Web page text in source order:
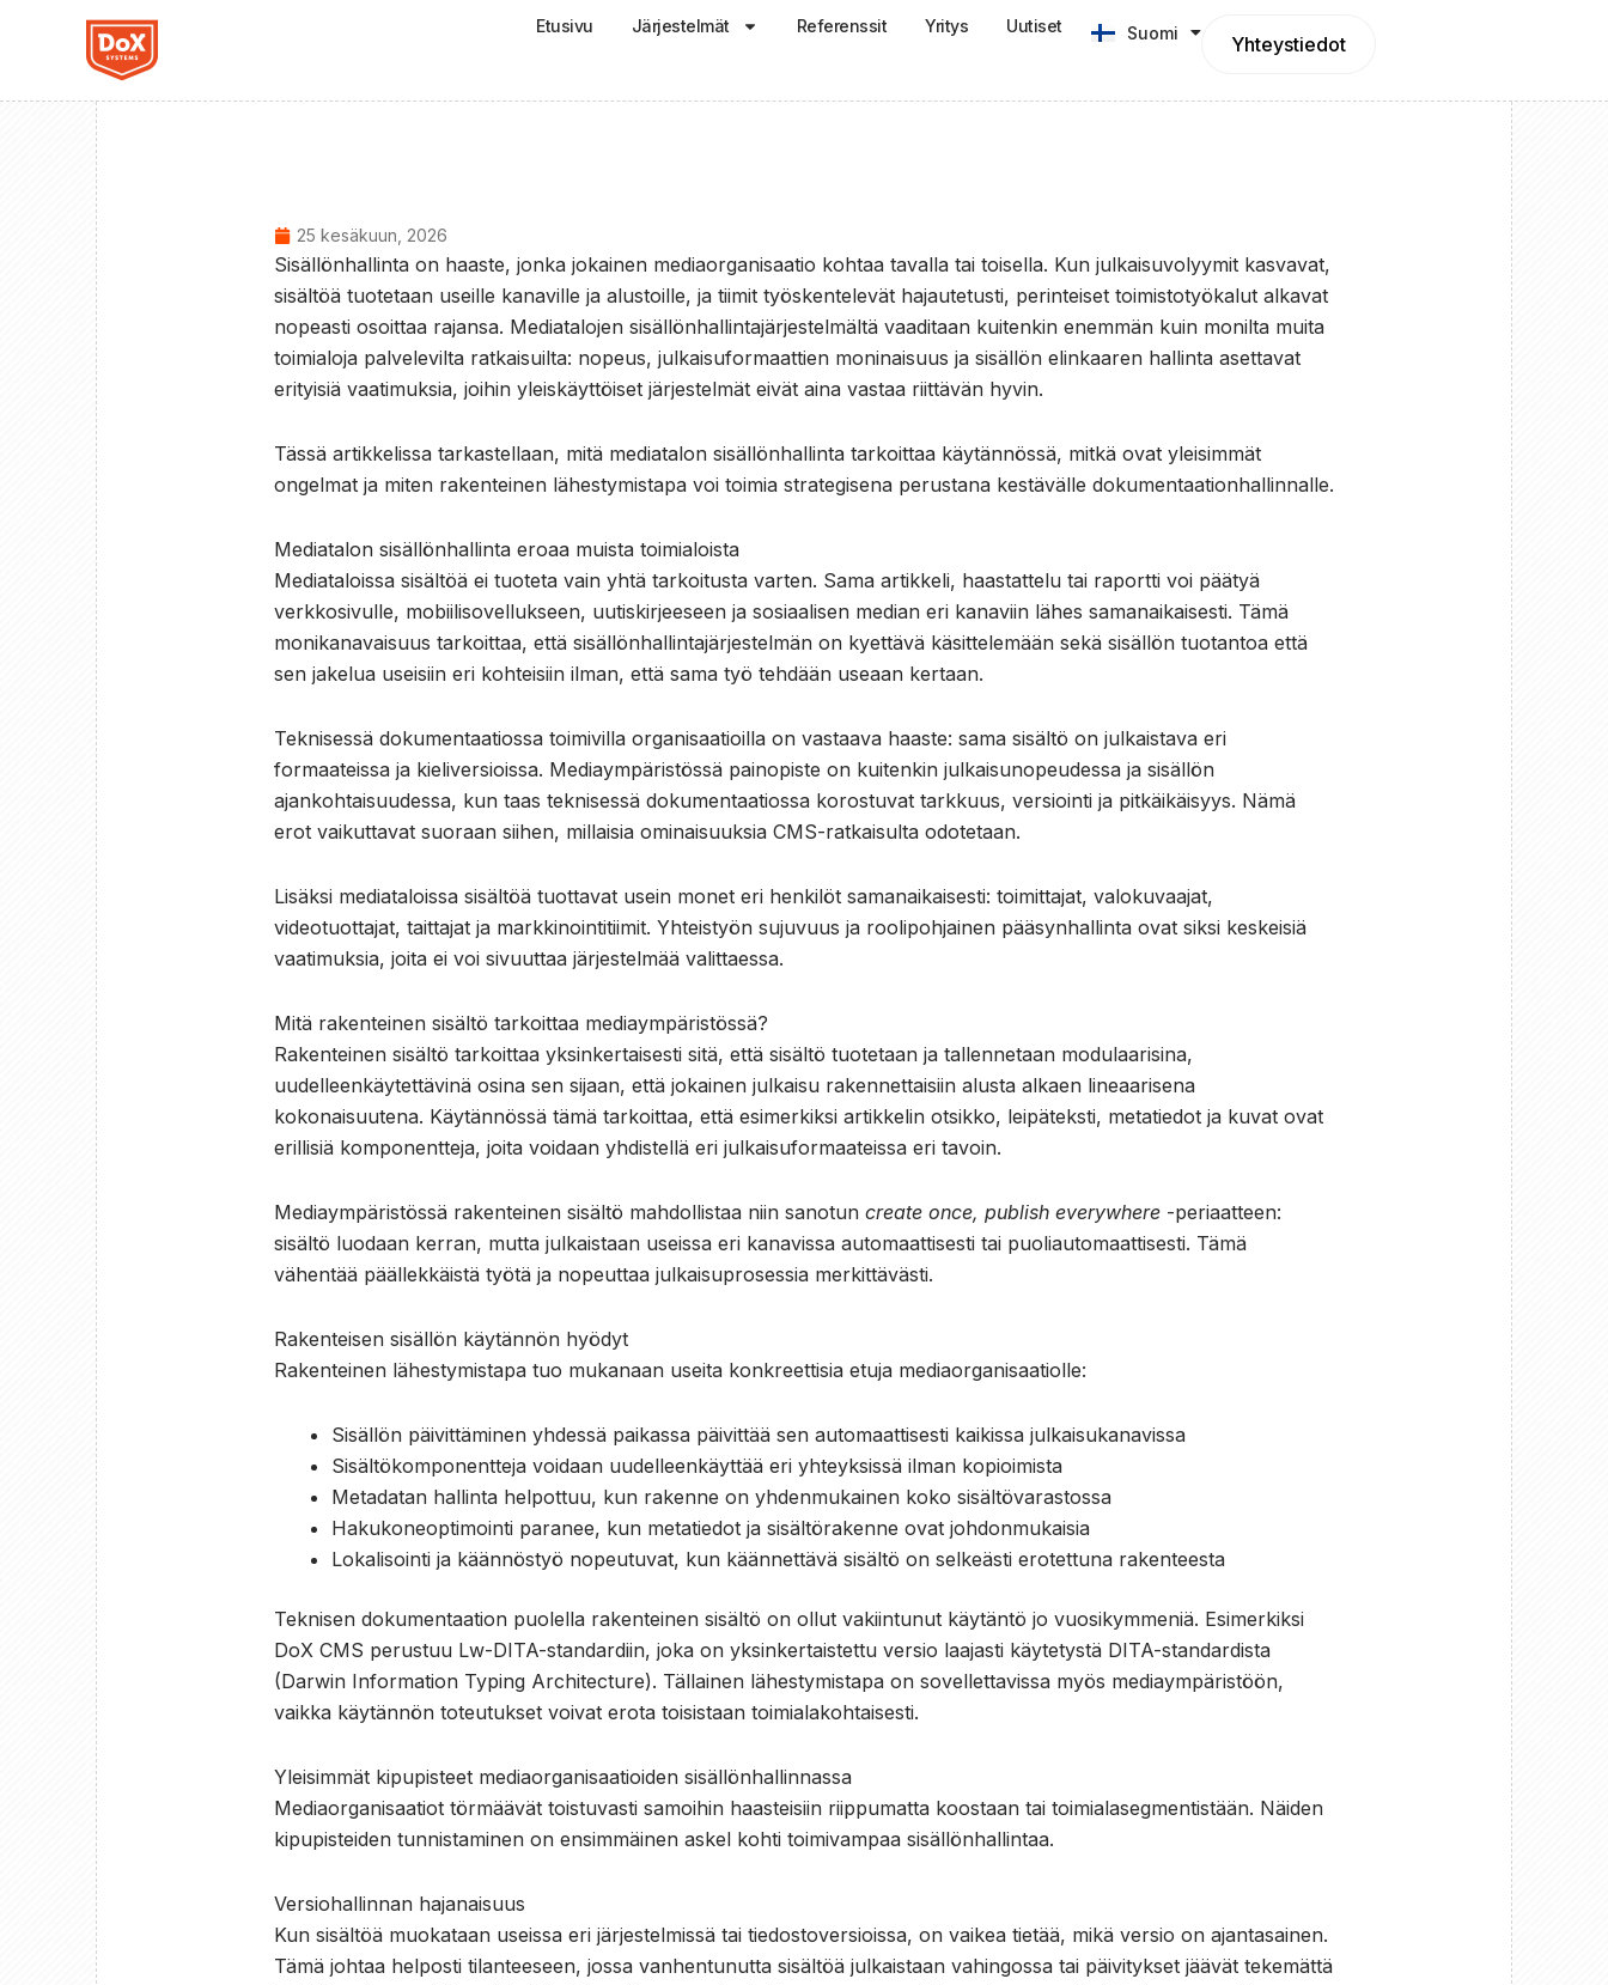
Etusivu Järjestelmät Referenssit Yritys Uutiset Suomi
English Yhteystiedot
25 kesäkuun, 2026
Sisällönhallinta on haaste, jonka jokainen mediaorganisaatio kohtaa tavalla tai toisella. Kun julkaisuvolyymit kasvavat,
sisältöä tuotetaan useille kanaville ja alustoille, ja tiimit työskentelevät hajautetusti, perinteiset toimistotyökalut alkavat
nopeasti osoittaa rajansa. Mediatalojen sisällönhallintajärjestelmältä vaaditaan kuitenkin enemmän kuin monilta muita
toimialoja palvelevilta ratkaisuilta: nopeus, julkaisuformaattien moninaisuus ja sisällön elinkaaren hallinta asettavat
erityisiä vaatimuksia, joihin yleiskäyttöiset järjestelmät eivät aina vastaa riittävän hyvin.
Tässä artikkelissa tarkastellaan, mitä mediatalon sisällönhallinta tarkoittaa käytännössä, mitkä ovat yleisimmät
ongelmat ja miten rakenteinen lähestymistapa voi toimia strategisena perustana kestävälle dokumentaationhallinnalle.
Mediatalon sisällönhallinta eroaa muista toimialoista
Mediataloissa sisältöä ei tuoteta vain yhtä tarkoitusta varten. Sama artikkeli, haastattelu tai raportti voi päätyä
verkkosivulle, mobiilisovellukseen, uutiskirjeeseen ja sosiaalisen median eri kanaviin lähes samanaikaisesti. Tämä
monikanavaisuus tarkoittaa, että sisällönhallintajärjestelmän on kyettävä käsittelemään sekä sisällön tuotantoa että
sen jakelua useisiin eri kohteisiin ilman, että sama työ tehdään useaan kertaan.
Teknisessä dokumentaatiossa toimivilla organisaatioilla on vastaava haaste: sama sisältö on julkaistava eri
formaateissa ja kieliversioissa. Mediaympäristössä painopiste on kuitenkin julkaisunopeudessa ja sisällön
ajankohtaisuudessa, kun taas teknisessä dokumentaatiossa korostuvat tarkkuus, versiointi ja pitkäikäisyys. Nämä
erot vaikuttavat suoraan siihen, millaisia ominaisuuksia CMS-ratkaisulta odotetaan.
Lisäksi mediataloissa sisältöä tuottavat usein monet eri henkilöt samanaikaisesti: toimittajat, valokuvaajat,
videotuottajat, taittajat ja markkinointitiimit. Yhteistyön sujuvuus ja roolipohjainen pääsynhallinta ovat siksi keskeisiä
vaatimuksia, joita ei voi sivuuttaa järjestelmää valittaessa.
Mitä rakenteinen sisältö tarkoittaa mediaympäristössä?
Rakenteinen sisältö tarkoittaa yksinkertaisesti sitä, että sisältö tuotetaan ja tallennetaan modulaarisina,
uudelleenkäytettävinä osina sen sijaan, että jokainen julkaisu rakennettaisiin alusta alkaen lineaarisena
kokonaisuutena. Käytännössä tämä tarkoittaa, että esimerkiksi artikkelin otsikko, leipäteksti, metatiedot ja kuvat ovat
erillisiä komponentteja, joita voidaan yhdistellä eri julkaisuformaateissa eri tavoin.
Mediaympäristössä rakenteinen sisältö mahdollistaa niin sanotun create once, publish everywhere-periaatteen:
sisältö luodaan kerran, mutta julkaistaan useissa eri kanavissa automaattisesti tai puoliautomaattisesti. Tämä
vähentää päällekkäistä työtä ja nopeuttaa julkaisuprosessia merkittävästi.
Rakenteisen sisällön käytännön hyödyt
Rakenteinen lähestymistapa tuo mukanaan useita konkreettisia etuja mediaorganisaatiolle:
Sisällön päivittäminen yhdessä paikassa päivittää sen automaattisesti kaikissa julkaisukanavissa
Sisältökomponentteja voidaan uudelleenkäyttää eri yhteyksissä ilman kopioimista
Metadatan hallinta helpottuu, kun rakenne on yhdenmukainen koko sisältövarastossa
Hakukoneoptimointi paranee, kun metatiedot ja sisältörakenne ovat johdonmukaisia
Lokalisointi ja käännöstyö nopeutuvat, kun käännettävä sisältö on selkeästi erotettuna rakenteesta
Teknisen dokumentaation puolella rakenteinen sisältö on ollut vakiintunut käytäntö jo vuosikymmeniä. Esimerkiksi
DoX CMS perustuu Lw-DITA-standardiin, joka on yksinkertaistettu versio laajasti käytetystä DITA-standardista
(Darwin Information Typing Architecture). Tällainen lähestymistapa on sovellettavissa myös mediaympäristöön,
vaikka käytännön toteutukset voivat erota toisistaan toimialakohtaisesti.
Yleisimmät kipupisteet mediaorganisaatioiden sisällönhallinnassa
Mediaorganisaatiot törmäävät toistuvasti samoihin haasteisiin riippumatta koostaan tai toimialasegmentistään. Näiden
kipupisteiden tunnistaminen on ensimmäinen askel kohti toimivampaa sisällönhallintaa.
Versiohallinnan hajanaisuus
Kun sisältöä muokataan useissa eri järjestelmissä tai tiedostoversioissa, on vaikea tietää, mikä versio on ajantasainen.
Tämä johtaa helposti tilanteeseen, jossa vanhentunutta sisältöä julkaistaan vahingossa tai päivitykset jäävät tekemättä